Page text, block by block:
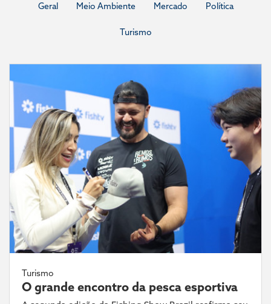
Geral Meio Ambiente Mercado Política
Turismo
Turismo
O grande encontro da pesca esportiva